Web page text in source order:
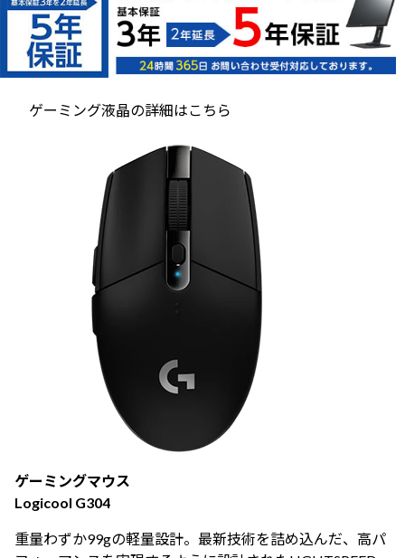
ゲーミング液晶の詳細はこちら
ゲーミングマウス
Logicool G304
重量わずか99gの軽量設計。最新技術を詰め込んだ、高パ